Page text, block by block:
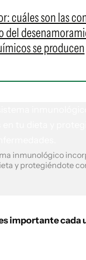
cuáles son las
del
se producen
inmunológico
y protegiéndote
importante cada